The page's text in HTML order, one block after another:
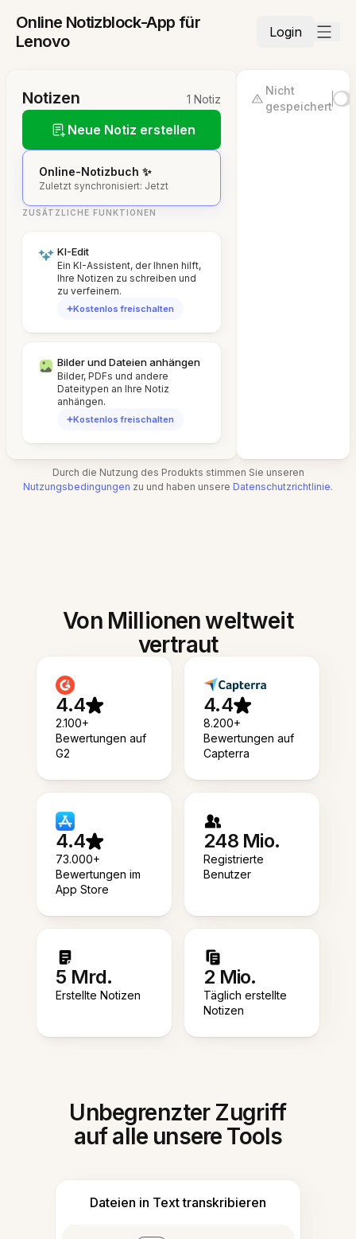
Online Notizblock-App für
Lenovo
Login
Notizen 1 Notiz
Neue Notiz erstellen
Online-Notizbuch ✨
Zuletzt synchronisiert: Jetzt
ZUSÄTZLICHE FUNKTIONEN
KI-Edit
Ein KI-Assistent, der Ihnen hilft,
Ihre Notizen zu schreiben und
zu verfeinern.
Kostenlos freischalten
Bilder und Dateien anhängen
Bilder, PDFs und andere
Dateitypen an Ihre Notiz
anhängen.
Kostenlos freischalten
Nicht
gespeichert
Durch die Nutzung des Produkts stimmen Sie unseren
Nutzungsbedingungen zu und haben unsere Datenschutzrichtlinie.
Von Millionen weltweit
vertraut
4.4
2.100+
Bewertungen auf
G2
4.4
8.200+
Bewertungen auf
Capterra
4.4
73.000+
Bewertungen im
App Store
248 Mio.
Registrierte
Benutzer
5 Mrd.
Erstellte Notizen
2 Mio.
Täglich erstellte
Notizen
Unbegrenzter Zugriff
auf alle unsere Tools
Dateien in Text transkribieren